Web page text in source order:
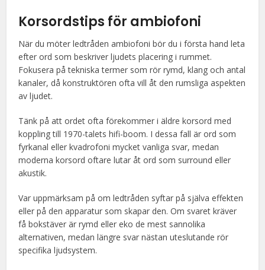
Korsordstips för ambiofoni
När du möter ledtråden ambiofoni bör du i första hand leta
efter ord som beskriver ljudets placering i rummet.
Fokusera på tekniska termer som rör rymd, klang och antal
kanaler, då konstruktören ofta vill åt den rumsliga aspekten
av ljudet.
Tänk på att ordet ofta förekommer i äldre korsord med
koppling till 1970-talets hifi-boom. I dessa fall är ord som
fyrkanal eller kvadrofoni mycket vanliga svar, medan
moderna korsord oftare lutar åt ord som surround eller
akustik.
Var uppmärksam på om ledtråden syftar på själva effekten
eller på den apparatur som skapar den. Om svaret kräver
få bokstäver är rymd eller eko de mest sannolika
alternativen, medan längre svar nästan uteslutande rör
specifika ljudsystem.